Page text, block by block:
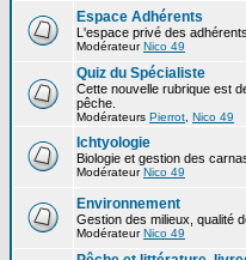
Espace Adhérents
L'espace privé des
ModérateurNico 49
Quiz du Spécialiste
Cette nouvelle rubrique est
pêche.
Modérateurs Pierrot Nico 49
Ichtyologie
Biologie et gestion des
ModérateurNico 49
Environnement
Gestion des milieux, qualité
ModérateurNico 49